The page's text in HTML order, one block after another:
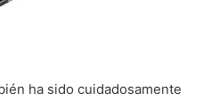
ha sido cuidadosamente